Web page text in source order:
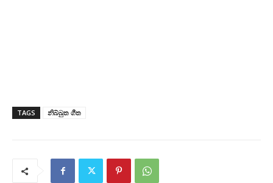
TAGS නිබ්බුත ගීත